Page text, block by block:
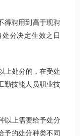
聘用到高于现聘
分决定生效之日
处分的，在受处
勤技能人员职业技
上需要给予处分
予的处分种类不同